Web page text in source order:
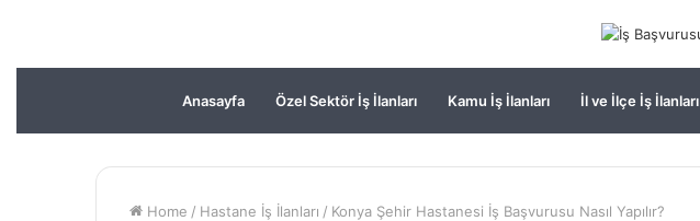
Anasayfa Özel Sektör İş İlanları Kamu İş İlanları İl ve İlçe İş İlanları
Home / Hastane İş İlanları / Konya Şehir Hastanesi İş Başvurusu Nasıl Yapılır?